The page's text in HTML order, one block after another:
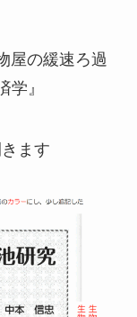
屋の緩速ろ過
』
ます